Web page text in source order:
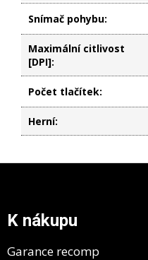
Snímač pohybu:
Maximální citlivost
[DPI]:
Počet tlačítek:
Herní:
K nákupu
Garance recomp